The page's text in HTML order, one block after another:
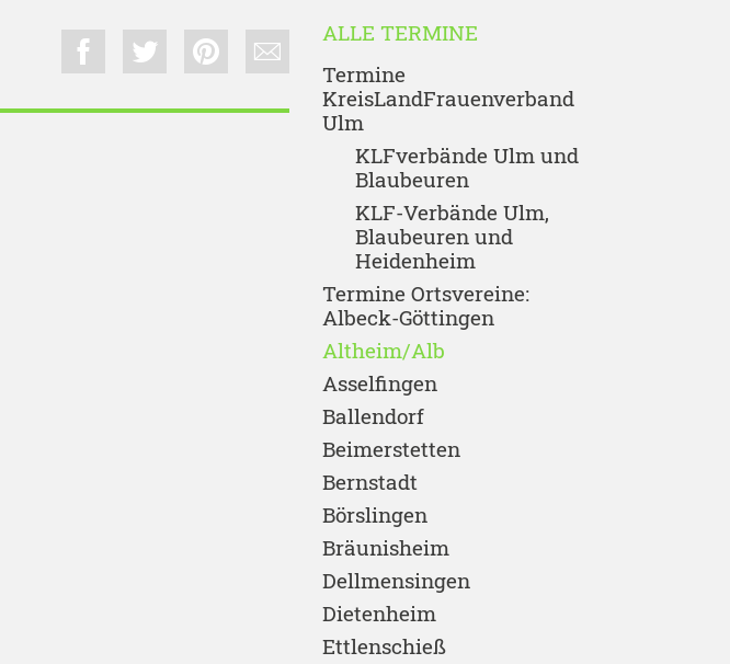
ALLE TERMINE
Termine
KreisLandFrauenverband
Ulm
KLFverbände Ulm und
Blaubeuren
KLF-Verbände Ulm,
Blaubeuren und
Heidenheim
Termine Ortsvereine:
Albeck-Göttingen
Altheim/Alb
Asselfingen
Ballendorf
Beimerstetten
Bernstadt
Börslingen
Bräunisheim
Dellmensingen
Dietenheim
Ettlenschieß